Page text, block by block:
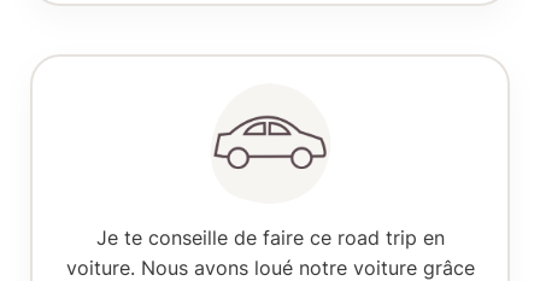
Je te conseille de faire ce road trip en
voiture. Nous avons loué notre voiture grâce